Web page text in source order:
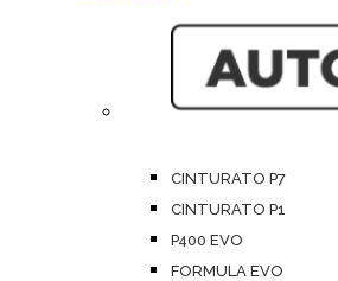
CINTURATO P7
CINTURATO P1
P400 EVO
FORMULA EVO